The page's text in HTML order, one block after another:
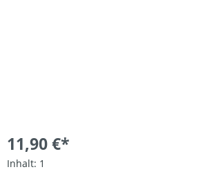
11,90 €*
Inhalt: 1